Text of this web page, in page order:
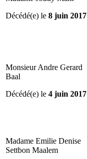
Décédé(e) le 8 juin 2017
Monsieur Andre Gerard
Baal
Décédé(e) le 4 juin 2017
Madame Emilie Denise
Settbon Maalem